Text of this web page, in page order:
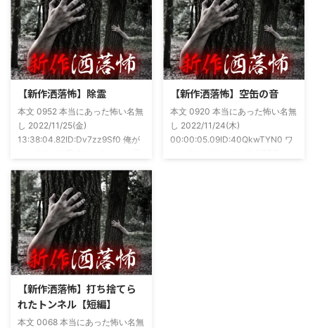
くださいませ。 書影かっこいい
ですね！帯の煽り文句も最高です
(^^)v購入ページ
https://amzn.to/49NrwuE特設ペ
ージ
54ee5238af1
状況やらで退いたけど実力試しも
かねてSNSでフォロワー相手に占
いとかしていたもんです。実力
は・・・ありがたいことに当たっ
た！ドンピシャ！と嬉しい声もあ
合ったのが大学生のAちゃん。彼
女もオカルト系な話が好きで(そ
もそも仲良くなったのは北の大地
が舞台の金塊を巡る漫画)ちょく
【新作洒落怖】除霊
本文 0952 本当にあった怖い名無
し 2022/11/25(金)
13:38:04.82ID:Dv7zz9Sf0 俺が
(以後A)は頻繁に「あ、あそこに
いる」だとか誰もおらんとこに挨
拶したりなどなんかわざとらしい
感じがあって当然ながら信じてな
かった。でもいいやつではあった
し頻繁に遊びに行ったりもして
た。 そしてゴールデンウィーク
れた。要約するとこの前霊が見え
た時に必死に念じたら除霊できた
っていう話だった。その時数人で
【新作洒落怖】空缶の音
本文 0920 本当にあった怖い名無
し 2022/11/24(木)
00:00:05.09ID:40QkwTYN0 ワ
【新作洒落怖】打ち捨てら
れたトンネル【短編】
本文 0068 本当にあった怖い名無